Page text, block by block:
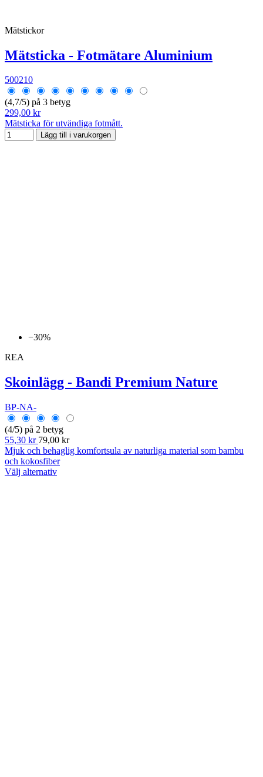
Mätstickor
Mätsticka - Fotmätare Aluminium
500210
(4,7/5) på 3 betyg
299,00 kr
Mätsticka för utvändiga fotmått.
Lägg till i varukorgen
−30%
REA
Skoinlägg - Bandi Premium Nature
BP-NA-
(4/5) på 2 betyg
55,30 kr 79,00 kr
Mjuk och behaglig komfortsula av naturliga material som bambu
och kokosfiber
Välj alternativ